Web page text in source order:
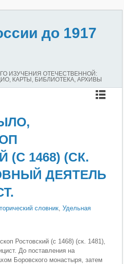
до 1917
ИЗУЧЕНИЯ ОТЕЧЕСТВЕННОЙ:
КАРТЫ, БИБЛИОТЕКА, АРХИВЫ
(С 1468) (СК.
ДЕЯТЕЛЬ
словник,Удельная
Ростовский (с 1468) (ск. 1481),
До поставления на
Боровского монастыря, затем